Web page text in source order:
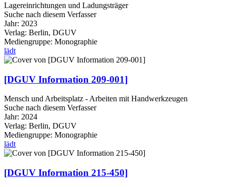
Lagereinrichtungen und Ladungsträger
Suche nach diesem Verfasser
Jahr: 2023
Verlag: Berlin, DGUV
Mediengruppe: Monographie
lädt
[DGUV Information 209-001]
Mensch und Arbeitsplatz - Arbeiten mit Handwerkzeugen
Suche nach diesem Verfasser
Jahr: 2024
Verlag: Berlin, DGUV
Mediengruppe: Monographie
lädt
[DGUV Information 215-450]